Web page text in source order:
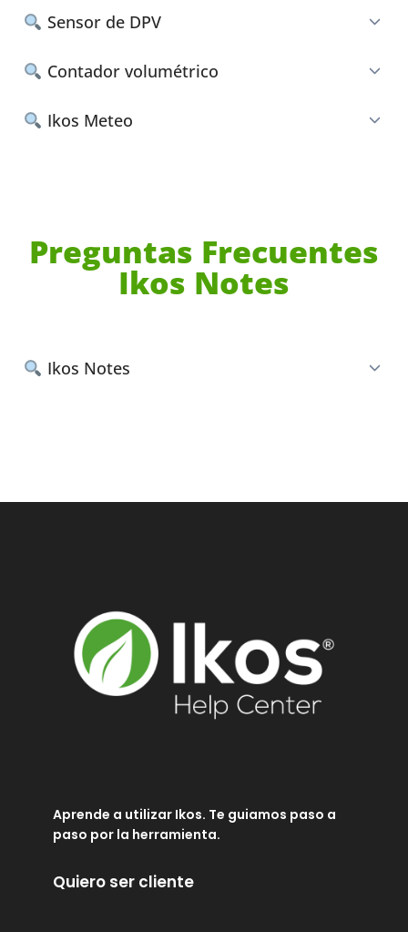
Sensor de DPV
Contador volumétrico
Ikos Meteo
Preguntas Frecuentes
Ikos Notes
Ikos Notes
Aprende a utilizar Ikos. Te guiamos paso a
paso por la herramienta.
Quiero ser cliente